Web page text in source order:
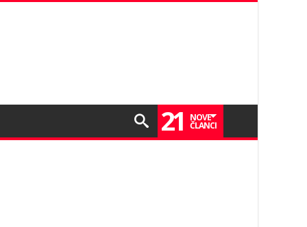
21 NOVE
ČLANCI